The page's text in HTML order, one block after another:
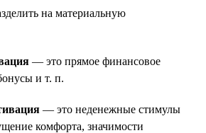
на материальную
— это прямое финансовое
и т. п.
— это неденежные стимулы
комфорта, значимости